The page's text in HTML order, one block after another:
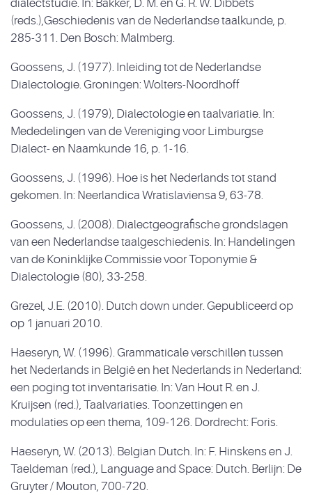
dialectstudie. In: Bakker, D. M. en G. R. W. Dibbets
(reds.),Geschiedenis van de Nederlandse taalkunde, p.
285-311. Den Bosch: Malmberg.
Goossens, J. (1977). Inleiding tot de Nederlandse
Dialectologie. Groningen: Wolters-Noordhoff
Goossens, J. (1979), Dialectologie en taalvariatie. In:
Mededelingen van de Vereniging voor Limburgse
Dialect- en Naamkunde 16, p. 1-16.
Goossens, J. (1996). Hoe is het Nederlands tot stand
gekomen. In: Neerlandica Wratislaviensa 9, 63-78.
Goossens, J. (2008). Dialectgeografische grondslagen
van een Nederlandse taalgeschiedenis. In: Handelingen
van de Koninklijke Commissie voor Toponymie &
Dialectologie (80), 33-258.
Grezel, J.E. (2010). Dutch down under. Gepubliceerd op
op 1 januari 2010.
Haeseryn, W. (1996). Grammaticale verschillen tussen
het Nederlands in België en het Nederlands in Nederland:
een poging tot inventarisatie. In: Van Hout R. en J.
Kruijsen (red.), Taalvariaties. Toonzettingen en
modulaties op een thema, 109-126. Dordrecht: Foris.
Haeseryn, W. (2013). Belgian Dutch. In: F. Hinskens en J.
Taeldeman (red.), Language and Space: Dutch. Berlijn: De
Gruyter / Mouton, 700-720.